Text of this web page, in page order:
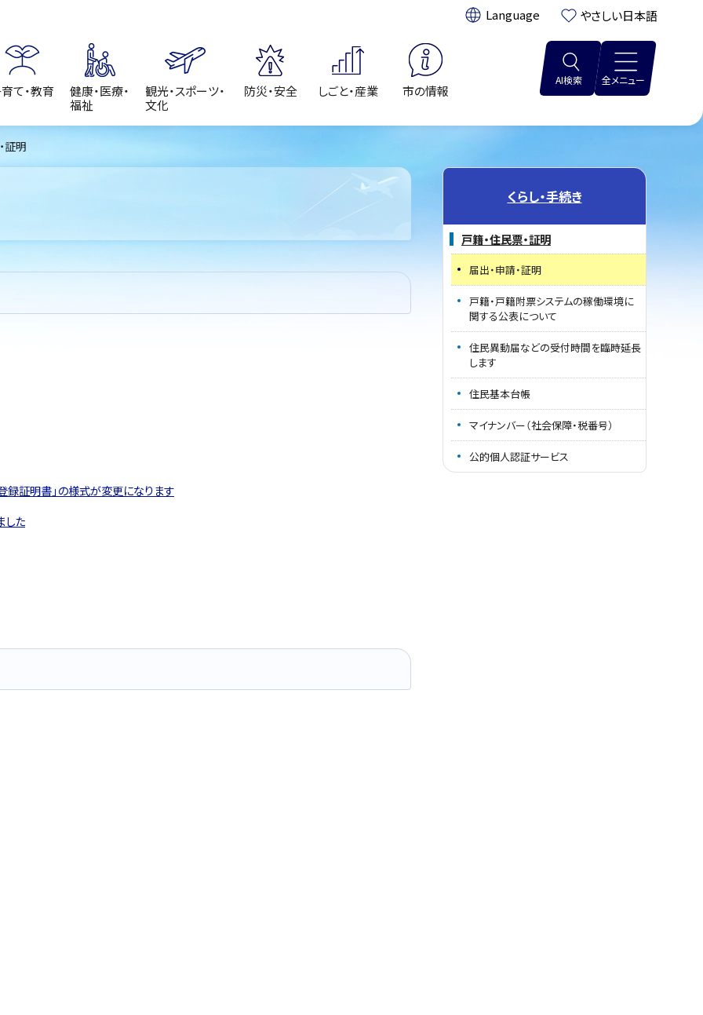
翻訳: やさしい日本語
て・教育
健康・医療・
福祉
観光・スポーツ・
文化
防災・安全 しごと・産業 市の情報
AI検索 全メニュー
証明
録証明書」の様式が変更になります
した
くらし・手続き
戸籍・住民票・証明
届出・申請・証明
戸籍・戸籍附票システムの稼働環境に
関する公表について
住民異動届などの受付時間を臨時延長
します
住民基本台帳
マイナンバー（社会保障・税番号）
公的個人認証サービス